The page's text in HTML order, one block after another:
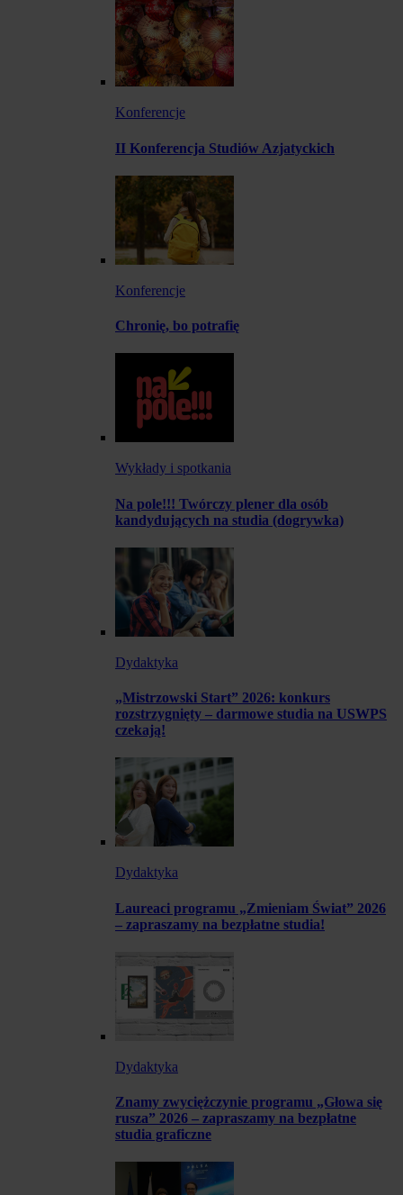
Konferencje
II Konferencja Studiów Azjatyckich
Konferencje
Chronię, bo potrafię
Wykłady i spotkania
Na pole!!! Twórczy plener dla osób
kandydujących na studia (dogrywka)
Dydaktyka
„Mistrzowski Start” 2026: konkurs
rozstrzygnięty – darmowe studia na USWPS
czekają!
Dydaktyka
Laureaci programu „Zmieniam Świat” 2026
– zapraszamy na bezpłatne studia!
Dydaktyka
Znamy zwyciężczynie programu „Głowa się
rusza” 2026 – zapraszamy na bezpłatne
studia graficzne